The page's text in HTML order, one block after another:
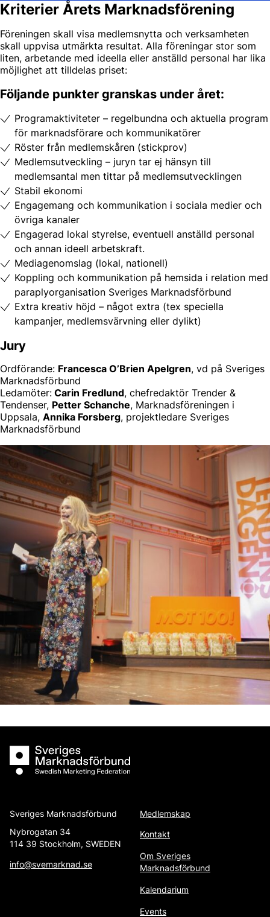
Kriterier Årets Marknadsförening
Föreningen skall visa medlemsnytta och verksamheten
skall uppvisa utmärkta resultat. Alla föreningar stor som
liten, arbetande med ideella eller anställd personal har lika
möjlighet att tilldelas priset:
Följande punkter granskas under året:
Programaktiviteter – regelbundna och aktuella program
för marknadsförare och kommunikatörer
Röster från medlemskåren (stickprov)
Medlemsutveckling – juryn tar ej hänsyn till
medlemsantal men tittar på medlemsutvecklingen
Stabil ekonomi
Engagemang och kommunikation i sociala medier och
övriga kanaler
Engagerad lokal styrelse, eventuell anställd personal
och annan ideell arbetskraft.
Mediagenomslag (lokal, nationell)
Koppling och kommunikation på hemsida i relation med
paraplyorganisation Sveriges Marknadsförbund
Extra kreativ höjd – något extra (tex speciella
kampanjer, medlemsvärvning eller dylikt)
Jury
Ordförande: Francesca O’Brien Apelgren, vd på Sveriges
Marknadsförbund
Ledamöter: Carin Fredlund, chefredaktör Trender &
Tendenser, Petter Schanche, Marknadsföreningen i
Uppsala, Annika Forsberg, projektledare Sveriges
Marknadsförbund
Sveriges Marknadsförbund
Sveriges Marknadsförbund
Nybrogatan 34
114 39 Stockholm, SWEDEN
info@svemarknad.se
Medlemskap
Kontakt
Om Sveriges
Marknadsförbund
Kalendarium
Events